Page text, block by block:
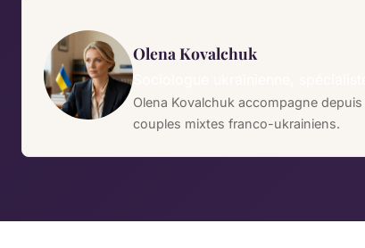
Olena Kovalchuk
Olena Kovalchuk accompagne
couples mixtes franco-ukrainiens.